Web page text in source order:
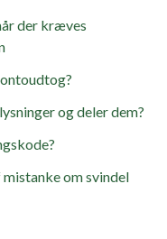
der kræves
og deler dem?
om svindel